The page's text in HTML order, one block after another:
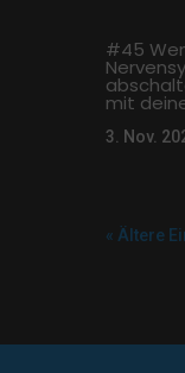
#45
mit
3. Nov.
« Ältere